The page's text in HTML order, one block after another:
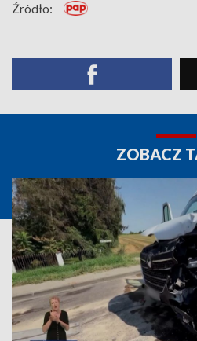
Źródło:
ZOBACZ